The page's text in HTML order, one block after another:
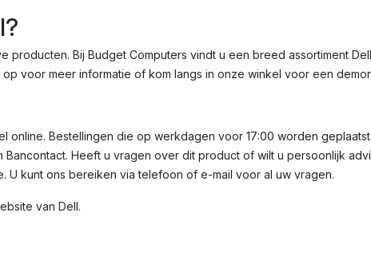
producten. Bij Budget Computers vindt u een breed assortiment
voor meer informatie of kom langs in onze winkel voor een
online. Bestellingen die op werkdagen voor 17:00 worden
Heeft u vragen over dit product of wilt u persoonlijk
U kunt ons bereiken via telefoon of e-mail voor al uw vragen.
van Dell.